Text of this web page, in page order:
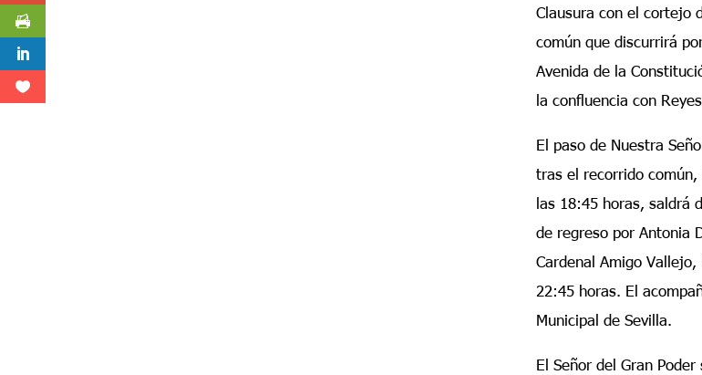
Clausura con el cortejo
común que discurrirá
Avenida de la
la confluencia con
El paso de Nuestra
tras el recorrido
las 18:45 horas, saldrá
de regreso por Antonia
Cardenal Amigo
22:45 horas. El
Municipal de Sevilla.
El Señor del Gran